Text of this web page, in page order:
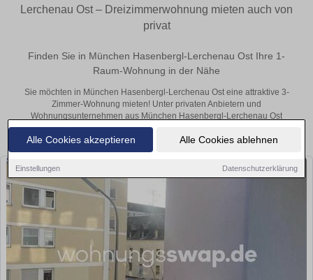
Alle Cookies akzeptieren Alle Cookies ablehnen
Einstellungen Datenschutzerklärung
Lerchenau Ost – Dreizimmerwohnung mieten auch von
privat
Finden Sie in München Hasenbergl-Lerchenau Ost Ihre 1-
Raum-Wohnung in der Nähe
Sie möchten in München Hasenbergl-Lerchenau Ost eine attraktive 3-
Zimmer-Wohnung mieten! Unter privaten Anbietern und
Wohnungsunternehmen aus München Hasenbergl-Lerchenau Ost
finden Sie Ihre Dreizimmerwohnung. Mit ein paar Klicks zu Ihrer 3-
Raum-Wohnung in der Nähe.